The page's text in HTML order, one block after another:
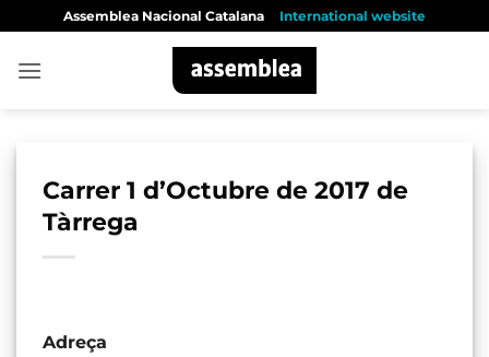
content
Assemblea Nacional Catalana International website
Carrer 1 d’Octubre de 2017 de
Tàrrega
Adreça